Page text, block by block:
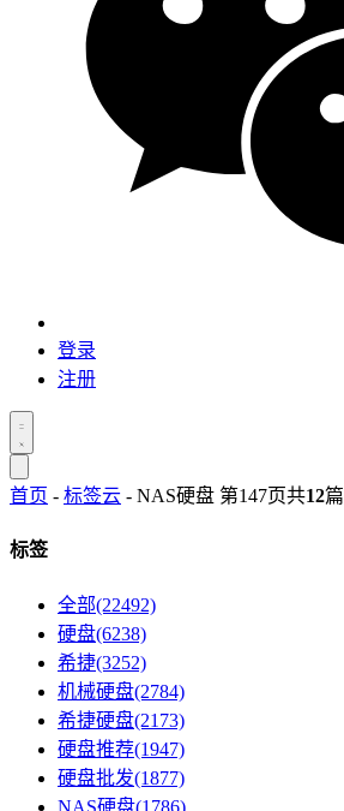
登录
注册
首页 - 标签云 - NAS硬盘 第147页共12篇
标签
全部(22492)
硬盘(6238)
希捷(3252)
机械硬盘(2784)
希捷硬盘(2173)
硬盘推荐(1947)
硬盘批发(1877)
NAS硬盘(1786)